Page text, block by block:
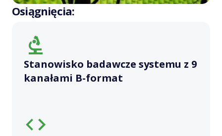
Osiągnięcia:
Stanowisko badawcze systemu z 9
kanałami B-format